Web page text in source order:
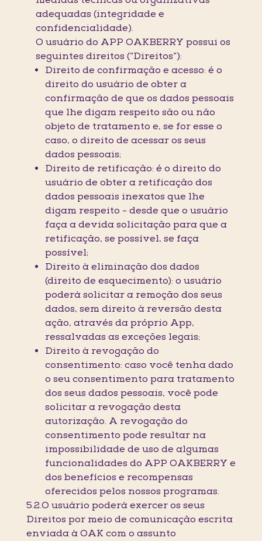
adequadas (integridade e
confidencialidade).
O usuário do APP OAKBERRY possui os
seguintes direitos (“Direitos”):
Direito de confirmação e acesso: é o
direito do usuário de obter a
confirmação de que os dados pessoais
que lhe digam respeito são ou não
objeto de tratamento e, se for esse o
caso, o direito de acessar os seus
dados pessoais;
Direito de retificação: é o direito do
usuário de obter a retificação dos
dados pessoais inexatos que lhe
digam respeito - desde que o usuário
faça a devida solicitação para que a
retificação, se possível, se faça
possível;
Direito à eliminação dos dados
(direito de esquecimento): o usuário
poderá solicitar a remoção dos seus
dados, sem direito à reversão desta
ação, através da próprio App,
ressalvadas as exceções legais;
Direito à revogação do
consentimento: caso você tenha dado
o seu consentimento para tratamento
dos seus dados pessoais, você pode
solicitar a revogação desta
autorização. A revogação do
consentimento pode resultar na
impossibilidade de uso de algumas
funcionalidades do APP OAKBERRY e
dos benefícios e recompensas
oferecidos pelos nossos programas.
5.2.O usuário poderá exercer os seus
Direitos por meio de comunicação escrita
enviada à OAK com o assunto